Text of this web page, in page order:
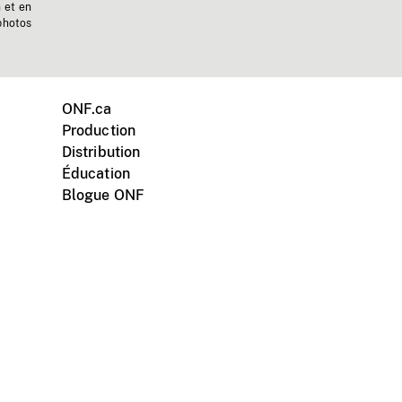
et en
ONF.ca
Production
Distribution
Éducation
Blogue ONF